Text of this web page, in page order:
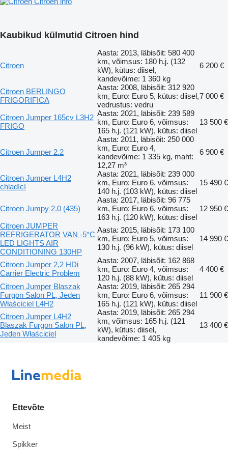
Kaubikud külmutid Citroen hind
Citroen
Aasta: 2013, läbisõit: 580 400
km, võimsus: 180 h.j. (132
kW), kütus: diisel,
kandevõime: 1 360 kg
6 200 €
Citroen BERLINGO
FRIGORIFICA
Aasta: 2008, läbisõit: 312 920
km, Euro: Euro 5, kütus: diisel,
vedrustus: vedru
7 000 €
Citroen Jumper 165cv L3H2
FRIGO
Aasta: 2021, läbisõit: 239 589
km, Euro: Euro 6, võimsus:
165 h.j. (121 kW), kütus: diisel
13 500 €
Citroen Jumper 2.2
Aasta: 2011, läbisõit: 250 000
km, Euro: Euro 4,
kandevõime: 1 335 kg, maht:
12,27 m³
6 900 €
Citroen Jumper L4H2
chladící
Aasta: 2021, läbisõit: 239 000
km, Euro: Euro 6, võimsus:
140 h.j. (103 kW), kütus: diisel
15 490 €
Citroen Jumpy 2.0 (435)
Aasta: 2017, läbisõit: 96 775
km, Euro: Euro 6, võimsus:
163 h.j. (120 kW), kütus: diisel
12 950 €
Citroen JUMPER
REFRIGERATOR VAN -5*C
LED LIGHTS AIR
CONDITIONING 130HP
Aasta: 2015, läbisõit: 173 100
km, Euro: Euro 5, võimsus:
130 h.j. (96 kW), kütus: diisel
14 990 €
Citroen Jumper 2,2 HDi
Carrier Electric Problem
Aasta: 2007, läbisõit: 162 868
km, Euro: Euro 4, võimsus:
120 h.j. (88 kW), kütus: diisel
4 400 €
Citroen Jumper Blaszak
Furgon Salon PL, Jeden
Właściciel L4H2
Aasta: 2019, läbisõit: 265 294
km, Euro: Euro 6, võimsus:
165 h.j. (121 kW), kütus: diisel
11 900 €
Citroen Jumper L4H2
Blaszak Furgon Salon PL,
Jeden Właściciel
Aasta: 2019, läbisõit: 265 294
km, võimsus: 165 h.j. (121
kW), kütus: diisel,
kandevõime: 1 405 kg
13 400 €
Ettevõte
Meist
Spikker